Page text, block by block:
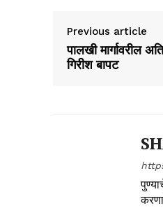
Previous article
पालखी मार्गावरील
गिरीश बापट